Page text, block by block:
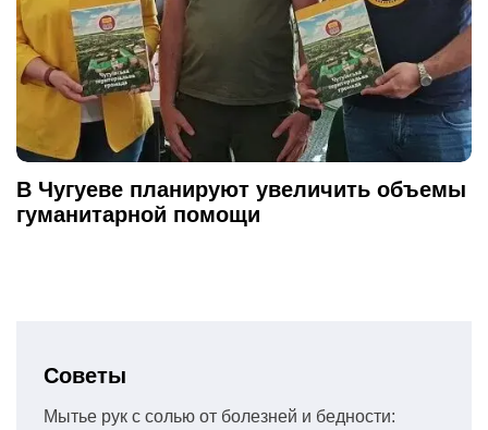
В Чугуеве планируют увеличить объемы
гуманитарной помощи
Советы
Мытье рук с солью от болезней и бедности: